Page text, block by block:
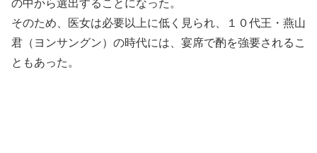
の中から選出することになった。
そのため、医女は必要以上に低く見られ、１０代王・燕山
君（ヨンサングン）の時代には、宴席で酌を強要されるこ
ともあった。